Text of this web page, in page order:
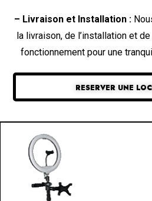
– Livraison et Installation :
la livraison, de l’installation et
fonctionnement pour une
RESERVER UNE